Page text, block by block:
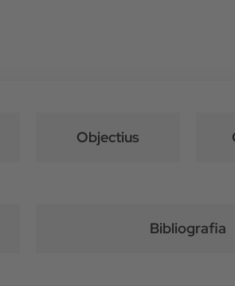
Objectius
Bibliografia